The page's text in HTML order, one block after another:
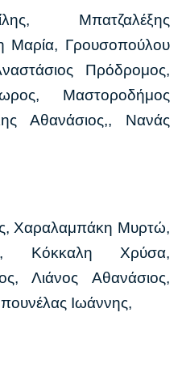
Μπατζαλέξης
Μαρία, Γρουσοπούλου
Πρόδρομος,
Μαστοροδήμος
Αθανάσιος,, Νανάς
Χαραλαμπάκη Μυρτώ,
Κόκκαλη Χρύσα,
Λιάνος Αθανάσιος,
Ιωάννης,